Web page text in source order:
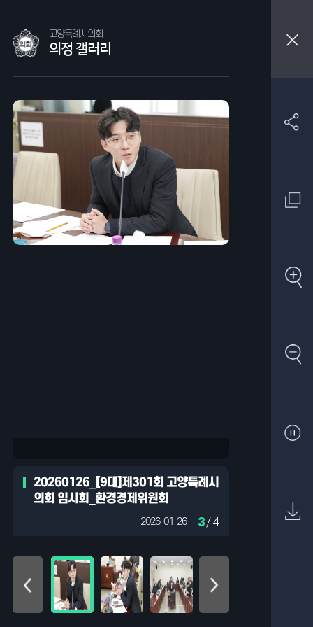
고양특례시의회
의정 갤러리
20260126_[9대]제301회 고양특례시
의회 임시회_환경경제위원회
2026-01-26 3/ 4